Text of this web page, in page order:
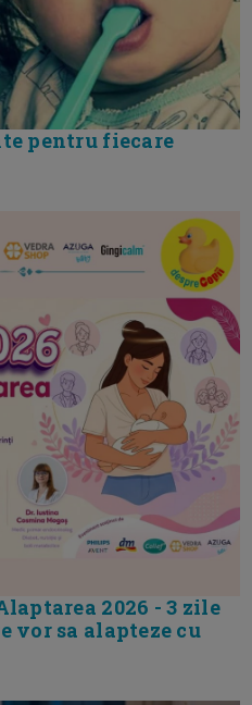
pentru fiecare
2026 - 3 zile
vor sa alapteze cu